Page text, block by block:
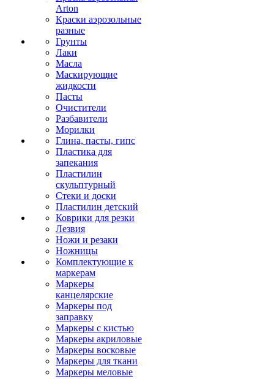
Arton
Краски аэрозольные
разные
Грунты
Лаки
Масла
Маскирующие
жидкости
Пасты
Очистители
Разбавители
Морилки
Глина, пасты, гипс
Пластика для
запекания
Пластилин
скульптурный
Стеки и доски
Пластилин детский
Коврики для резки
Лезвия
Ножи и резаки
Ножницы
Комплектующие к
маркерам
Маркеры
канцелярские
Маркеры под
заправку
Маркеры с кистью
Маркеры акриловые
Маркеры восковые
Маркеры для ткани
Маркеры меловые